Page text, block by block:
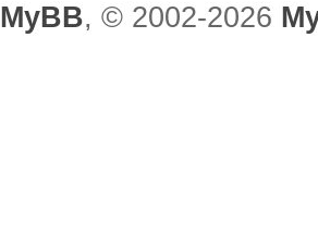
MyBB, © 2002-2026